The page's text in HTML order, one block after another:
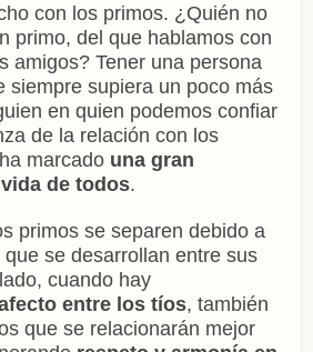
con los primos. ¿Quién no
primo, del que hablamos con
amigos? Tener una persona
siempre supiera un poco más
en quien podemos confiar
de la relación con los
marcado una gran
de todos.
primos se separen debido a
se desarrollan entre sus
cuando hay
entre los tíos, también
que se relacionarán mejor